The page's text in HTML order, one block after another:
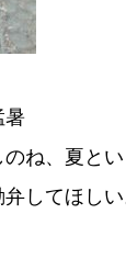
暑
ね、夏と
してほしい